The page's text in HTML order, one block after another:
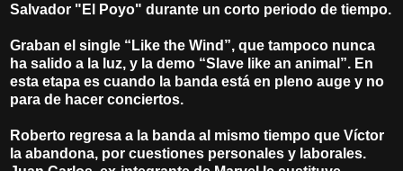
Salvador "El Poyo" durante un corto periodo de tiempo.
Graban el single “Like the Wind”, que tampoco nunca
ha salido a la luz, y la demo “Slave like an animal”. En
esta etapa es cuando la banda está en pleno auge y no
para de hacer conciertos.
Roberto regresa a la banda al mismo tiempo que Víctor
la abandona, por cuestiones personales y laborales.